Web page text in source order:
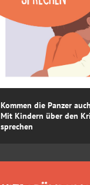
Kommen die Panzer
Mit Kindern über den
sprechen